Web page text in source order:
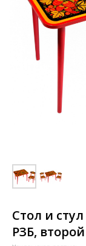
Стол и
РЗБ,